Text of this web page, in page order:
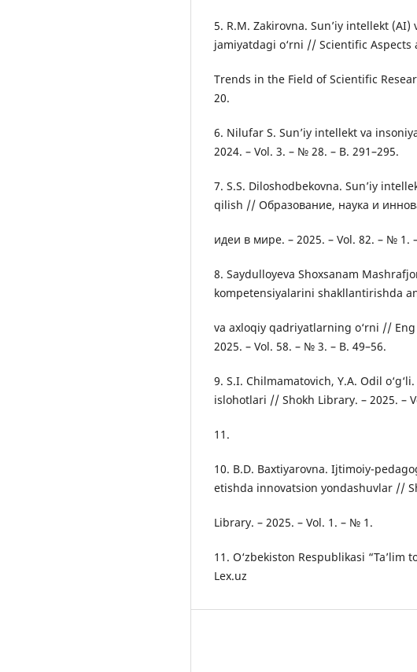
5. R.M. Zakirovna. Sun’iy intellekt
jamiyatdagi o‘rni // Scientific Aspects
Trends in the Field of Scientific
20.
6. Nilufar S. Sun’iy intellekt va
2024. – Vol. 3. – № 28. – B. 291–295.
7. S.S. Diloshodbekovna. Sun’iy
qilish // Образование, наука и
идеи в мире. – 2025. – Vol. 82. – № 1.
8. Saydulloyeva Shoxsanam
kompetensiyalarini shakllantirishda
va axloqiy qadriyatlarning o‘rni //
2025. – Vol. 58. – № 3. – B. 49–56.
9. S.I. Chilmamatovich, Y.A. Odil
islohotlari // Shokh Library. – 2025. –
11.
10. B.D. Baxtiyarovna. Ijtimoiy-
etishda innovatsion yondashuvlar //
Library. – 2025. – Vol. 1. – № 1.
11. O‘zbekiston Respublikasi “Ta’lim
Lex.uz